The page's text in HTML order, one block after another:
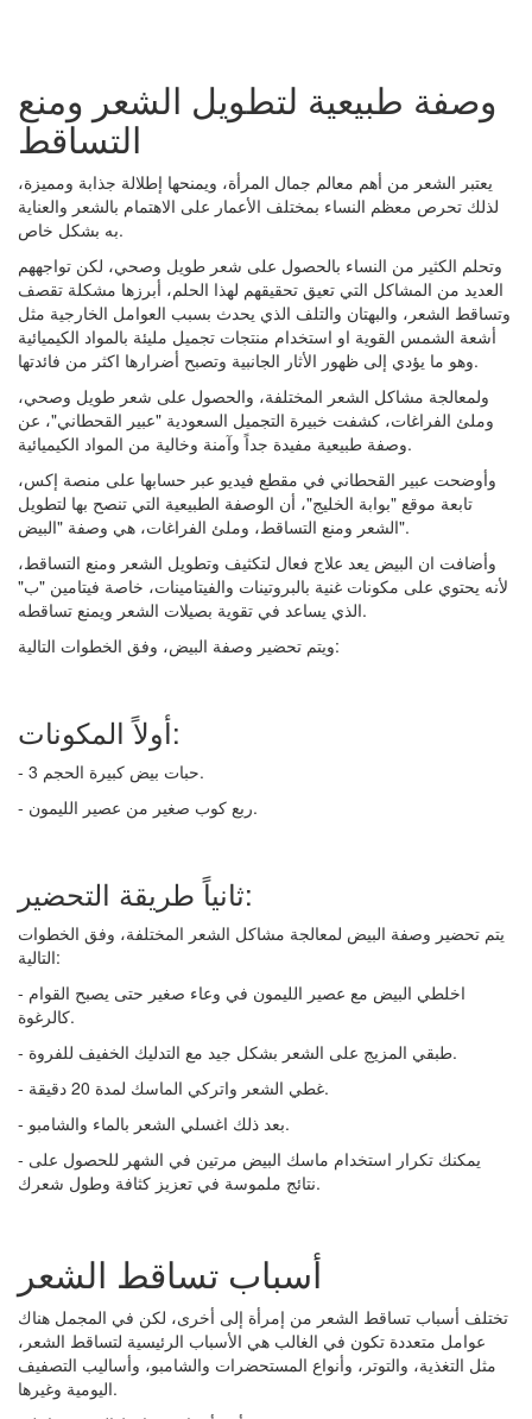
وصفة طبيعية لتطويل الشعر ومنع
التساقط
يعتبر الشعر من أهم معالم جمال المرأة، ويمنحها إطلالة جذابة ومميزة،
لذلك تحرص معظم النساء بمختلف الأعمار على الاهتمام بالشعر والعناية
به بشكل خاص.
وتحلم الكثير من النساء بالحصول على شعر طويل وصحي، لكن تواجههم
العديد من المشاكل التي تعيق تحقيقهم لهذا الحلم، أبرزها مشكلة تقصف
وتساقط الشعر، والبهتان والتلف الذي يحدث بسبب العوامل الخارجية مثل
أشعة الشمس القوية او استخدام منتجات تجميل مليئة بالمواد الكيميائية
وهو ما يؤدي إلى ظهور الأثار الجانبية وتصبح أضرارها اكثر من فائدتها.
ولمعالجة مشاكل الشعر المختلفة، والحصول على شعر طويل وصحي،
وملئ الفراغات، كشفت خبيرة التجميل السعودية "عبير القحطاني"، عن
وصفة طبيعية مفيدة جداً وآمنة وخالية من المواد الكيميائية.
وأوضحت عبير القحطاني في مقطع فيديو عبر حسابها على منصة إكس،
تابعة موقع "بوابة الخليج"، أن الوصفة الطبيعية التي تنصح بها لتطويل
الشعر ومنع التساقط، وملئ الفراغات، هي وصفة "البيض".
وأضافت ان البيض يعد علاج فعال لتكثيف وتطويل الشعر ومنع التساقط،
لأنه يحتوي على مكونات غنية بالبروتينات والفيتامينات، خاصة فيتامين "ب"
الذي يساعد في تقوية بصيلات الشعر ويمنع تساقطه.
ويتم تحضير وصفة البيض، وفق الخطوات التالية:
أولاً المكونات:
- 3 حبات بيض كبيرة الحجم.
- ربع كوب صغير من عصير الليمون.
ثانياً طريقة التحضير:
يتم تحضير وصفة البيض لمعالجة مشاكل الشعر المختلفة، وفق الخطوات
التالية:
- اخلطي البيض مع عصير الليمون في وعاء صغير حتى يصبح القوام
كالرغوة.
- طبقي المزيج على الشعر بشكل جيد مع التدليك الخفيف للفروة.
- غطي الشعر واتركي الماسك لمدة 20 دقيقة.
- بعد ذلك اغسلي الشعر بالماء والشامبو.
- يمكنك تكرار استخدام ماسك البيض مرتين في الشهر للحصول على
نتائج ملموسة في تعزيز كثافة وطول شعرك.
أسباب تساقط الشعر
تختلف أسباب تساقط الشعر من إمرأة إلى أخرى، لكن في المجمل هناك
عوامل متعددة تكون في الغالب هي الأسباب الرئيسية لتساقط الشعر،
مثل التغذية، والتوتر، وأنواع المستحضرات والشامبو، وأساليب التصفيف
اليومية وغيرها.